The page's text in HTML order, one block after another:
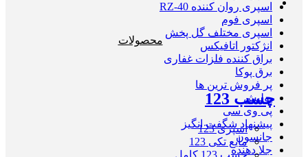
اسپری روان کننده RZ-40
اسپری فوم
اسپری مختلف گل پخش
انژکتور اتافیکس
براق کننده فلزات غفاری
برق پوکا
پر فروش ترین ها
پولیش
پی وی سی
پیشنهاد شگفت انگیز
جانسون
جلا دهنده
محصولات
چسب 123
اسپری 123
مایع تکی 123
چسب 123 کامل